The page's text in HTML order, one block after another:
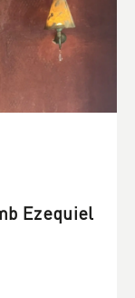
Ezequiel